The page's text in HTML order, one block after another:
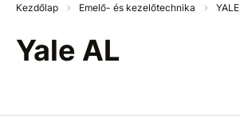
Kezdőlap Emelő- és kezelőtechnika YALE
Yale AL